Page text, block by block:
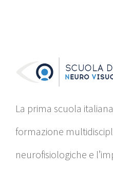
La prima scuola
formazione
neurofisiologiche e